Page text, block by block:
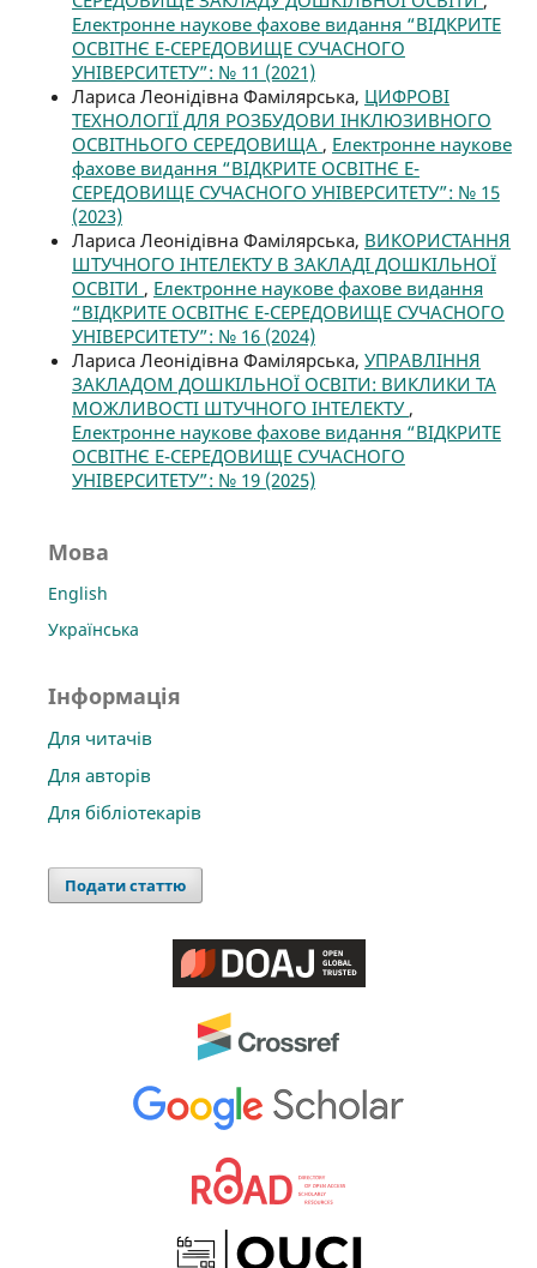
Електронне наукове фахове видання “ВІДКРИТЕ
ОСВІТНЄ Е-СЕРЕДОВИЩЕ СУЧАСНОГО
УНІВЕРСИТЕТУ”: № 11 (2021)
Лариса Леонідівна Фамілярська, ЦИФРОВІ
ТЕХНОЛОГІЇ ДЛЯ РОЗБУДОВИ ІНКЛЮЗИВНОГО
ОСВІТНЬОГО СЕРЕДОВИЩА , Електронне наукове
фахове видання “ВІДКРИТЕ ОСВІТНЄ Е-
СЕРЕДОВИЩЕ СУЧАСНОГО УНІВЕРСИТЕТУ”: № 15
(2023)
Лариса Леонідівна Фамілярська, ВИКОРИСТАННЯ
ШТУЧНОГО ІНТЕЛЕКТУ В ЗАКЛАДІ ДОШКІЛЬНОЇ
ОСВІТИ , Електронне наукове фахове видання
“ВІДКРИТЕ ОСВІТНЄ Е-СЕРЕДОВИЩЕ СУЧАСНОГО
УНІВЕРСИТЕТУ”: № 16 (2024)
Лариса Леонідівна Фамілярська, УПРАВЛІННЯ
ЗАКЛАДОМ ДОШКІЛЬНОЇ ОСВІТИ: ВИКЛИКИ ТА
МОЖЛИВОСТІ ШТУЧНОГО ІНТЕЛЕКТУ ,
Електронне наукове фахове видання “ВІДКРИТЕ
ОСВІТНЄ Е-СЕРЕДОВИЩЕ СУЧАСНОГО
УНІВЕРСИТЕТУ”: № 19 (2025)
Мова
English
Українська
Інформація
Для читачів
Для авторів
Для бібліотекарів
Подати статтю